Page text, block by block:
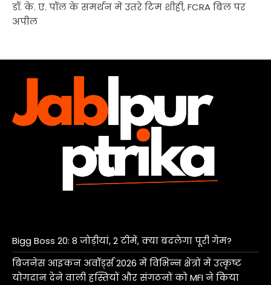
डॉ. के. ए. पॉल के समर्थन में उतरे टिम शीही, FCRA बिल पर
अपील
Bigg Boss 20: 8 जोड़ीयां, 2 टीमें, क्या बदलेगा पूरी गेम?
बिजनेस आइकन अवॉर्ड्स 2026 में विभिन्न क्षेत्रों में उत्कृष्ट
योगदान देने वाली हस्तियों और संगठनों को MFI ने किया